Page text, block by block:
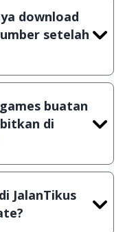
& Avast) sebelum
games, sehingga
dari virus.
download
setelah
namun ada
dibagikan secara
bisa digunakan
jika ingin lanjut
membeli lisensi
buatan
di
email ke
Nama
Lampiran File
JalanTikus